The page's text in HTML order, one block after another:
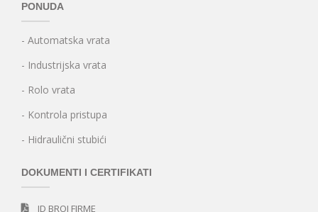
PONUDA
- Automatska vrata
- Industrijska vrata
- Rolo vrata
- Kontrola pristupa
- Hidraulični stubići
DOKUMENTI I CERTIFIKATI
ID BROJ FIRME